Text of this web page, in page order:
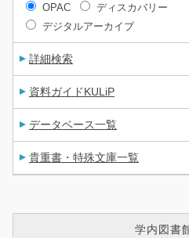
OPAC
ディスカバリー
デジタルアーカイブ
詳細検索
資料ガイドKULiP
データベース一覧
貴重書・特殊文庫一覧
学内図書